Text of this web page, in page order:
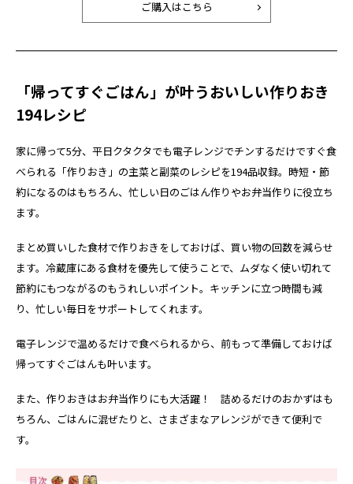
ご購入はこちら
「帰ってすぐごはん」が叶うおいしい作りおき
194レシピ
家に帰って5分、平日クタクタでも電子レンジでチンするだけですぐ食
べられる「作りおき」の主菜と副菜のレシピを194品収録。時短・節
約になるのはもちろん、忙しい日のごはん作りやお弁当作りに役立ち
ます。
まとめ買いした食材で作りおきをしておけば、買い物の回数を減らせ
ます。冷蔵庫にある食材を優先して使うことで、ムダなく使い切れて
節約にもつながるのもうれしいポイント。キッチンに立つ時間も減
り、忙しい毎日をサポートしてくれます。
電子レンジで温めるだけで食べられるから、前もって準備しておけば
帰ってすぐごはんも叶います。
また、作りおきはお弁当作りにも大活躍！ 詰めるだけのおかずはも
ちろん、ごはんに混ぜたりと、さまざまなアレンジができて便利で
す。